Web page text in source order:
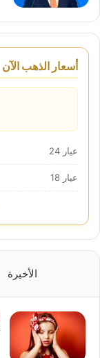
أسعار الذهب الآن
عيار 24
عيار 18
الأخيرة